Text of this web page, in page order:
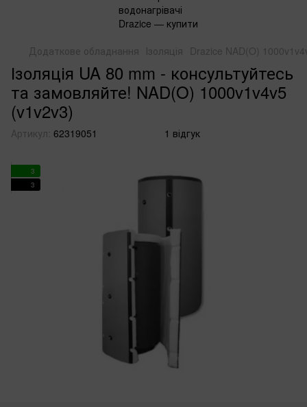
Додаткове обладнання Ізоляція Drazice NAD(O)
Ізоляція UA 80 mm - консультуйтесь
та замовляйте! NAD(O) 1000v1v4v5
(v1v2v3)
Артикул: 62319051 1 відгук
3
3